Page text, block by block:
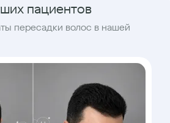
пациентов
пересадки волос в нашей